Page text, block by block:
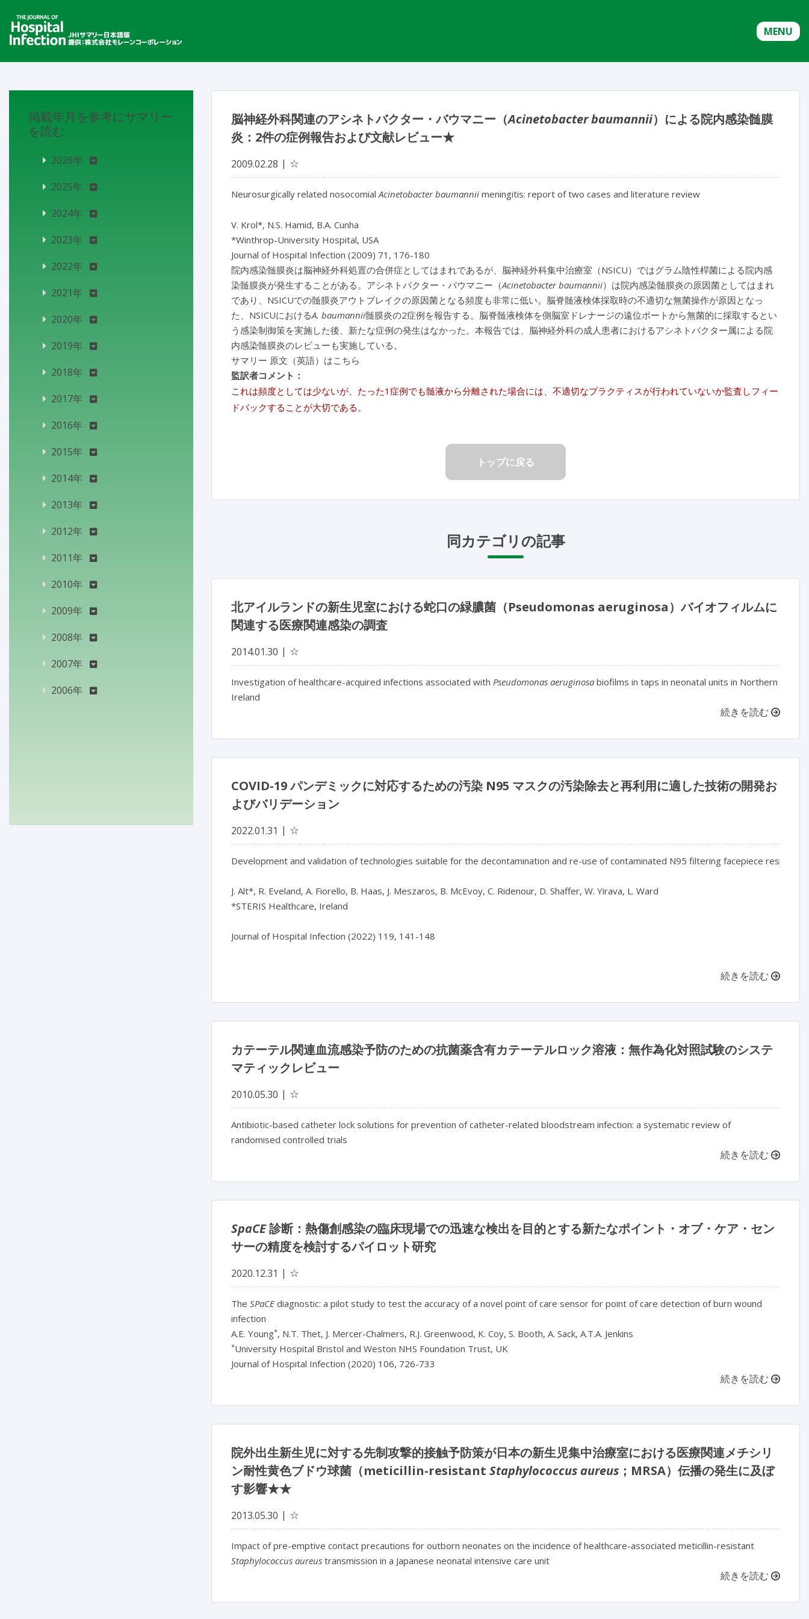
MENU
脳神経外科関連のアシネトバクター・バウマニー（Acinetobacter baumannii）による院内感染髄膜
炎：2件の症例報告および文献レビュー★
2009.02.28 ☆
Neurosurgically related nosocomialAcinetobacter baumannii meningitis: report of two cases and literature review
V. Krol*, N.S. Hamid, B.A. Cunha
*Winthrop-University Hospital, USA
Journal of Hospital Infection (2009) 71, 176-180
院内感染髄膜炎は脳神経外科処置の合併症としてはまれであるが、脳神経外科集中治療室（NSICU）ではグラム陰性桿菌による院内感
染髄膜炎が発生することがある。アシネトバクター・バウマニー（Acinetobacter baumannii）は院内感染髄膜炎の原因菌としてはまれ
であり、NSICUでの髄膜炎アウトブレイクの原因菌となる頻度も非常に低い。脳脊髄液検体採取時の不適切な無菌操作が原因となっ
た、NSICUにおけるA. baumannii髄膜炎の2症例を報告する。脳脊髄液検体を側脳室ドレナージの遠位ポートから無菌的に採取するとい
う感染制御策を実施した後、新たな症例の発生はなかった。本報告では、脳神経外科の成人患者におけるアシネトバクター属による院
内感染髄膜炎のレビューも実施している。
サマリー 原文（英語）はこちら
監訳者コメント：
これは頻度としては少ないが、たった1症例でも髄液から分離された場合には、不適切なプラクティスが行われていないか監査しフィー
ドバックすることが大切である。
トップに戻る
同カテゴリの記事
北アイルランドの新生児室における蛇口の緑膿菌（Pseudomonas aeruginosa）バイオフィルムに
関連する医療関連感染の調査
2014.01.30 ☆
Investigation of healthcare-acquired infections associated with Pseudomonas aeruginosa biofilms in taps in neonatal units in Northern
Ireland
続きを読む
COVID-19 パンデミックに対応するための汚染 N95 マスクの汚染除去と再利用に適した技術の開発お
よびバリデーション
2022.01.31 ☆
Development and validation of technologies suitable for the decontamination and re-use of contaminated N95 filtering facepiece
J. Alt*, R. Eveland, A. Fiorello, B. Haas, J. Meszaros, B. McEvoy, C. Ridenour, D. Shaffer, W. Yirava, L. Ward
*STERIS Healthcare, Ireland
Journal of Hospital Infection (2022) 119, 141-148
続きを読む
カテーテル関連血流感染予防のための抗菌薬含有カテーテルロック溶液：無作為化対照試験のシステ
マティックレビュー
2010.05.30 ☆
Antibiotic-based catheter lock solutions for prevention of catheter-related bloodstream infection: a systematic review of
randomised controlled trials
続きを読む
SpaCE診断：熱傷創感染の臨床現場での迅速な検出を目的とする新たなポイント・オブ・ケア・セン
サーの精度を検討するパイロット研究
2020.12.31 ☆
The SPaCEdiagnostic: a pilot study to test the accuracy of a novel point of care sensor for point of care detection of burn wound
infection
A.E. Young*, N.T. Thet, J. Mercer-Chalmers, R.J. Greenwood, K. Coy, S. Booth, A. Sack, A.T.A. Jenkins
*University Hospital Bristol and Weston NHS Foundation Trust, UK
Journal of Hospital Infection (2020) 106, 726-733
続きを読む
院外出生新生児に対する先制攻撃的接触予防策が日本の新生児集中治療室における医療関連メチシリ
ン耐性黄色ブドウ球菌（meticillin-resistant Staphylococcus aureus ；MRSA）伝播の発生に及ぼ
す影響★★
2013.05.30 ☆
Impact of pre-emptive contact precautions for outborn neonates on the incidence of healthcare-associated meticillin-resistant
Staphylococcus aureus transmission in a Japanese neonatal intensive care unit
続きを読む
掲載年月を参考にサマリー
を読む
2026年
2025年
2024年
2023年
2022年
2021年
2020年
2019年
2018年
2017年
2016年
2015年
2014年
2013年
2012年
2011年
2010年
2009年
2008年
2007年
2006年